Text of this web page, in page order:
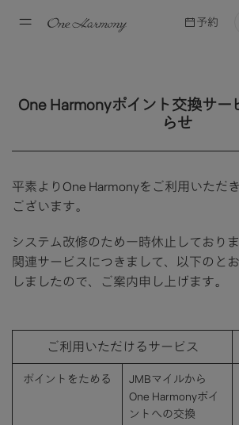
予約
One Harmonyポイント交換サー
らせ
平素よりOne Harmonyをご利用いただ
ございます。
システム改修のため一時休止しており
関連サービスにつきまして、以下のと
しましたので、ご案内申し上げます。
ご利用いただけるサービス
ポイントをためる
JMBマイルから
One Harmonyポイ
ントへの交換